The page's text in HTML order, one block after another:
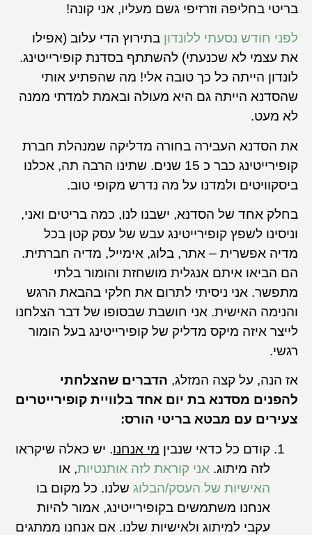
בריטי בחליפה וזרזיפי גשם מעליו, אני קונה!
לפני חודש נסעתי ללונדון בתירוץ הדי עלוב (אפילו
את עצמי לא שכנעתי) להשתתף בסדנת קופירייטינג.
לונדון הייתה כל כך טובה אלי! מה שהפתיע אותי
שהסדנא הייתה גם היא מעולה ובאמת למדתי ממנה
לא מעט.
את הסדנא העבירה בחורה מדליקה שמנהלת חברת
קופירייטינג כבר כ 15 שנים. שתינו הרבה תה, אכלנו
ביסקוויטים ולמדנו על מה נדרש מקופי טוב.
בחלק אחד של הסדנא, ישבנו לנו, כמה בריטים ואני,
וניסינו לשפץ קופירייטינג עבש של עסק קטן בכל
מדיה אפשרית – אתר, בלוג, אימייל, מדיה חברתית.
הם הביאו איתם אנגלית מושחזת והומור בלתי
מתפשר. אני ניסיתי לתרום את חלקי בהבאת הרגש
והנימה האישית. אני חושבת שבסופו של דבר הצלחנו
לייצר איזה מיקס מדליק של קופירייטינג בעל הומור
רגשי.
אז הנה, על קצה המזלג, הדברים שהצלחתי
להפנים מסדנא בת יום אחד בלוויית קופירייטרים
צעירים עם מבטא בריטי הורס:
קודם כל כדאי שנבין מי אנחנו. יש כאלה שיקראו
לזה מיתוג. אני קוראת לזה אותנטיות, או
האישיות של העסק/הבלוג שלנו. כל מקום בו
אנחנו משתמשים בקופירייטינג, אמור להיות
עקבי למיתוג ולאישיות שלנו. אם אנחנו ממתגים